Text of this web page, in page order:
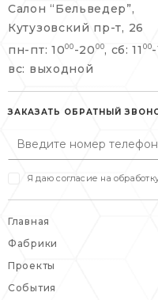
info@belveder-e.ru
пн-пт: 10:00-20:00
сб, вс: выходной
+7 495 477 45 43
info@belveder-
пн-пт: 10:00-19:00
сб: выходной
Салон “Бельведер”,
Кутузовский пр-т, 26
пн-пт: 1000 -20 00, сб: 11 00
вс: выходной
ЗАКАЗАТЬ ОБРАТНЫЙ
Я даю согласие на
Главная
Фабрики
Проекты
События